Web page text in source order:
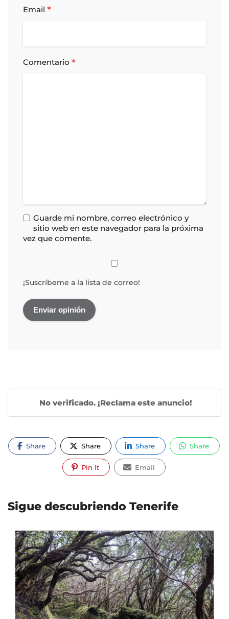
Email *
Comentario *
Guarde mi nombre, correo electrónico y
sitio web en este navegador para la próxima
vez que comente.
¡Suscríbeme a la lista de correo!
No verificado. ¡Reclama este anuncio!
Share Share Share Share
Pin It Email
Sigue descubriendo Tenerife